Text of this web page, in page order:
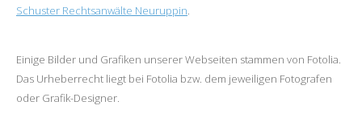
Schuster Rechtsanwälte Neuruppin.
Einige Bilder und Grafiken unserer Webseiten stammen von Fotolia.
Das Urheberrecht liegt bei Fotolia bzw. dem jeweiligen Fotografen
oder Grafik-Designer.